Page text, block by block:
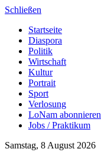
Schließen
Startseite
Diaspora
Politik
Wirtschaft
Kultur
Portrait
Sport
Verlosung
LoNam abonnieren
Jobs / Praktikum
Samstag, 8 August 2026